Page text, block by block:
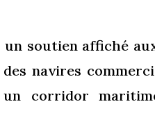
un soutien affiché
navires
corridor